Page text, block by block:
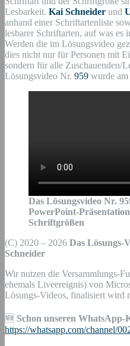
Lesbarkeit. Kai Schneider und
anhand einer Schriftartenliste
lesbarer Schriftarten, auf was es
Werden die im Lösungsvideo
dies nicht nur für Personen mit
sondern für alle Zuschauenden/
Lösungsvideo Nr. 959 wurde am
Das Lösungsvideo Nr.
PowerPoint-
Schriftgrößen
(C) 2020 – 2026 Das Lösungs-
Schneider
Wir nutzen die Versammlungs-
ehemals Liveereignis) von
Lösungs-Videos, finalisiert wird
🆕 Schon unseren WhatsApp-
https://whatsapp.com/channel/